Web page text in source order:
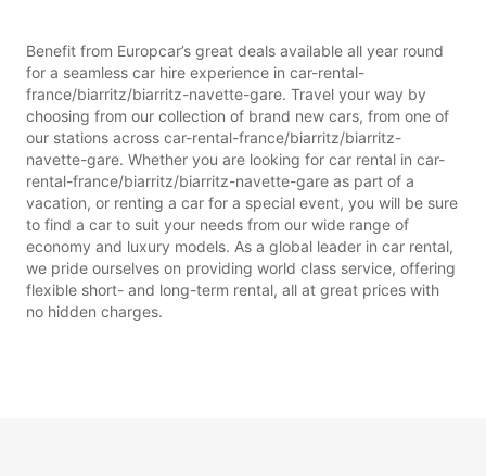
Benefit from Europcar’s great deals available all year round
for a seamless car hire experience in car-rental-
france/biarritz/biarritz-navette-gare. Travel your way by
choosing from our collection of brand new cars, from one of
our stations across car-rental-france/biarritz/biarritz-
navette-gare. Whether you are looking for car rental in car-
rental-france/biarritz/biarritz-navette-gare as part of a
vacation, or renting a car for a special event, you will be sure
to find a car to suit your needs from our wide range of
economy and luxury models. As a global leader in car rental,
we pride ourselves on providing world class service, offering
flexible short- and long-term rental, all at great prices with
no hidden charges.